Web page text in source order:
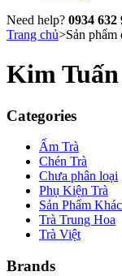
Need help? 0934 632
Trang chủ>Sản
Kim
Categories
Ấm Trà
Chén Trà
Chưa phân loại
Phụ Kiện Trà
Sản Phẩm Khác
Trà Trung Hoa
Trà Việt
Brands